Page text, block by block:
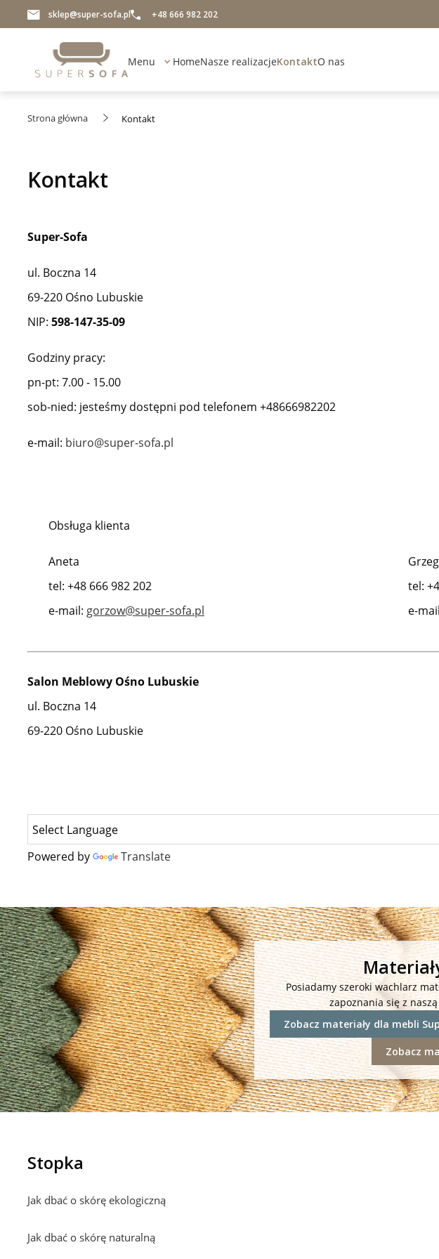
sklep@super-sofa.pl +48 666 982 202
Menu HomeNasze realizacjeKontaktO nas
Strona główna Kontakt
Kontakt
Super-Sofa
ul. Boczna 14
69-220 Ośno Lubuskie
NIP: 598-147-35-09
Godziny pracy:
pn-pt: 7.00 - 15.00
sob-nied: jesteśmy dostępni pod telefonem +48666982202
e-mail: biuro@super-sofa.pl
Obsługa klienta
Aneta
tel: +48 666 982 202
e-mail: gorzow@super-sofa.pl
tel:
e-
Salon Meblowy Ośno Lubuskie
ul. Boczna 14
69-220 Ośno Lubuskie
Powered by Translate
Posiadamy szeroki wachlarz
zapoznania się z
Zobacz materiały dla mebli
Zobacz
Stopka
Jak dbać o skórę ekologiczną
Jak dbać o skórę naturalną